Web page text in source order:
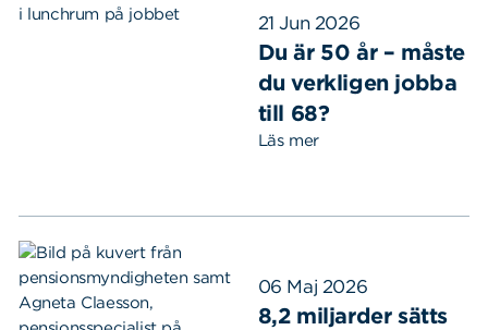
21 Jun 2026
Du är 50 år – måste
du verkligen jobba
till 68?
Läs mer
06 Maj 2026
8,2 miljarder sätts